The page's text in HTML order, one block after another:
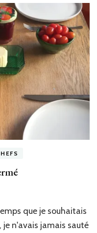
que je souhaitais
je n'avais jamais sauté